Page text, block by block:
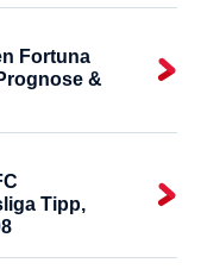
Fortuna
&
Tipp,